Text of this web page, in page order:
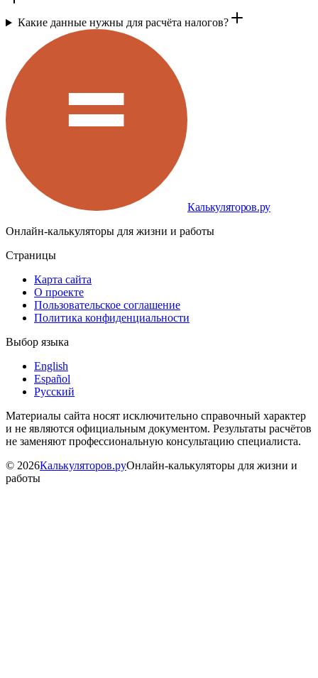
Какие данные нужны для расчёта налогов?
Калькуляторов.ру
Онлайн-калькуляторы для жизни и работы
Страницы
Карта сайта
О проекте
Пользовательское соглашение
Политика конфиденциальности
Выбор языка
English
Español
Русский
Материалы сайта носят исключительно справочный характер
и не являются официальным документом. Результаты расчётов
не заменяют профессиональную консультацию специалиста.
© 2026Калькуляторов.руОнлайн-калькуляторы для жизни и
работы